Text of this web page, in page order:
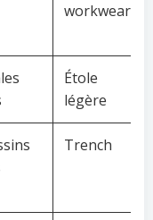
workwear
Étole
légère
Trench